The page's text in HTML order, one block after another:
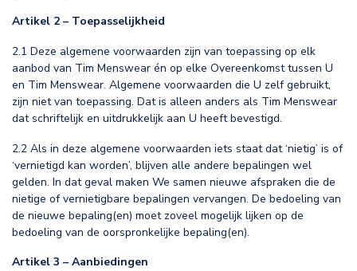
Artikel 2 – Toepasselijkheid
2.1 Deze algemene voorwaarden zijn van toepassing op elk
aanbod van Tim Menswear én op elke Overeenkomst tussen U
en Tim Menswear. Algemene voorwaarden die U zelf gebruikt,
zijn niet van toepassing. Dat is alleen anders als Tim Menswear
dat schriftelijk en uitdrukkelijk aan U heeft bevestigd.
2.2 Als in deze algemene voorwaarden iets staat dat ‘nietig’ is of
‘vernietigd kan worden’, blijven alle andere bepalingen wel
gelden. In dat geval maken We samen nieuwe afspraken die de
nietige of vernietigbare bepalingen vervangen. De bedoeling van
de nieuwe bepaling(en) moet zoveel mogelijk lijken op de
bedoeling van de oorspronkelijke bepaling(en).
Artikel 3 – Aanbiedingen